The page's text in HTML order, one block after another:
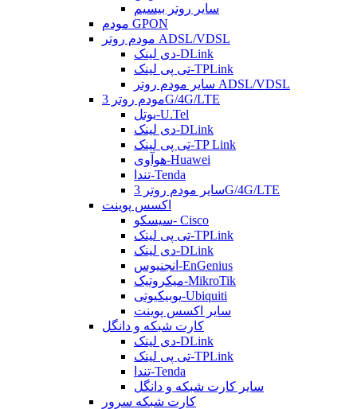
سایر روتر بیسیم
مودم GPON
مودم روتر ADSL/VDSL
دی لینک-DLink
تی پی لینک-TPLink
سایر مودم روتر ADSL/VDSL
مودم روتر 3G/4G/LTE
یوتل-U.Tel
دی لینک-DLink
تی پی لینک-TP Link
هوآوی-Huawei
تندا-Tenda
سایر مودم روتر 3G/4G/LTE
اکسس پوینت
سیسکو- Cisco
تی پی لینک-TPLink
دی لینک-DLink
انجنیوس-EnGenius
میکروتیک-MikroTik
یوبیکیوتی-Ubiquiti
سایر اکسس پوینت
کارت شبکه و دانگل
دی لینک-DLink
تی پی لینک-TPLink
تندا-Tenda
سایر کارت شبکه و دانگل
کارت شبکه سرور